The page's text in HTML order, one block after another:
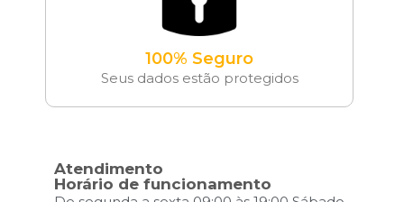
100% Seguro
Seus dados estão protegidos
Atendimento
Horário de funcionamento